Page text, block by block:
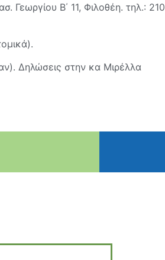
Γεωργίου Β΄ 11, Φιλοθέη. τηλ.: 210
Δηλώσεις στην κα Μιρέλλα